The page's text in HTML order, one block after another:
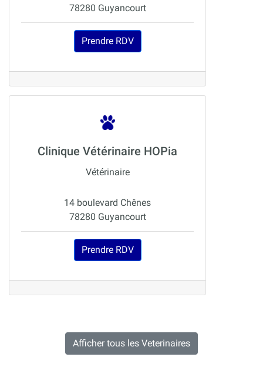
78280 Guyancourt
Prendre RDV
Clinique Vétérinaire HOPia
Vétérinaire
14 boulevard Chênes
78280 Guyancourt
Prendre RDV
Afficher tous les Veterinaires